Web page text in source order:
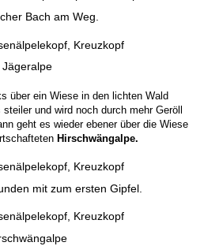
Bach am Weg.
Jägeralpe
über ein Wiese in den lichten Wald
und wird noch durch mehr Geröll
geht es wieder ebener über die Wiese
Hirschwängalpe.
mit zum ersten Gipfel.